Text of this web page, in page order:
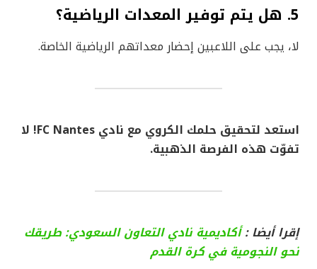
5. هل يتم توفير المعدات الرياضية؟
لا، يجب على اللاعبين إحضار معداتهم الرياضية الخاصة.
استعد لتحقيق حلمك الكروي مع نادي FC Nantes! لا
تفوّت هذه الفرصة الذهبية.
إقرا أيضا :أكاديمية نادي التعاون السعودي: طريقك
نحو النجومية في كرة القدم